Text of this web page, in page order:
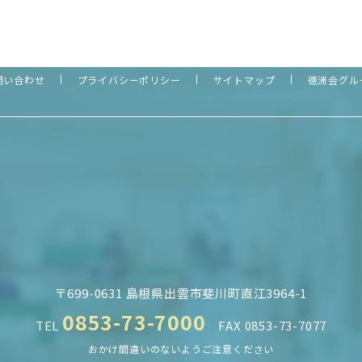
い合わせ プライバシーポリシー サイトマップ 徳洲会グル
〒699-0631 島根県出雲市斐川町直江3964-1
TEL 0853-73-7000 FAX 0853-73-7077
おかけ間違いのないようご注意ください